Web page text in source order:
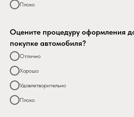
Плохо
Оцените процедуру оформления
покупке автомобиля?
Отлично
Хорошо
Удовлетворительно
Плохо